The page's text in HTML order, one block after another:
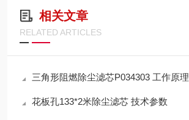
相关文章
RELATED ARTICLES
三角形阻燃除尘滤芯P034303 工作原理
花板孔133*2米除尘滤芯 技术参数